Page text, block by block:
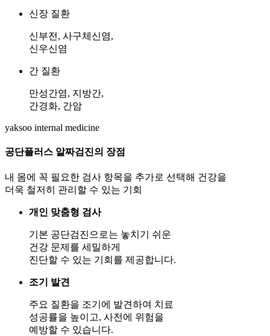
신장 질환
신부전, 사구체신염,
신우신염
간 질환
만성간염, 지방간,
간경화, 간암
yaksoo internal medicine
공단플러스 알짜검진의 장점
내 몸에 꼭 필요한 검사 항목을 추가로 선택해 건강을
더욱 철저히 관리할 수 있는 기회
개인 맞춤형 검사
기본 공단검진으로는 놓치기 쉬운
건강 문제를 세밀하게
진단할 수 있는 기회를 제공합니다.
조기 발견
주요 질환을 조기에 발견하여 치료
성공률을 높이고, 사전에 위험을
예방할 수 있습니다.